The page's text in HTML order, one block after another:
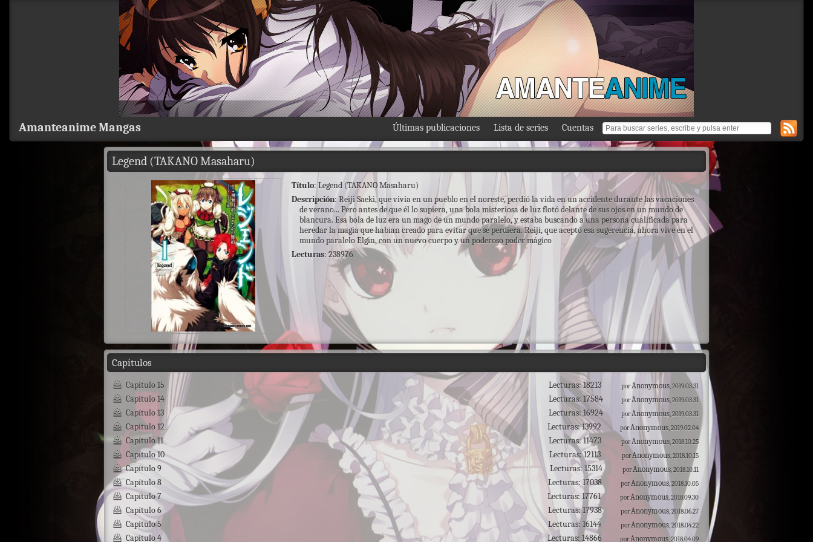
Últimas publicaciones Lista de series Cuentas
Amanteanime Mangas
Legend (TAKANO Masaharu)
Título: Legend (TAKANO Masaharu)
Descripción: Reiji Saeki, que vivía en un pueblo en el noreste, perdió la vida en un accidente durante las vacaciones
de verano... Pero antes de que él lo supiera, una bola misteriosa de luz flotó delante de sus ojos en un mundo de
blancura. Esa bola de luz era un mago de un mundo paralelo, y estaba buscando a una persona cualificada para
heredar la magia que habían creado para evitar que se perdiera. Reiji, que aceptó esa sugerencia, ahora vive en el
mundo paralelo Elgin, con un nuevo cuerpo y un poderoso poder mágico
Lecturas: 238976
Capítulos
Capítulo 15 porAnonymous, 2019.03.31
Lecturas: 18213
Capítulo 14
porAnonymous, 2019.03.31
Lecturas: 17584
Capítulo 13
porAnonymous, 2019.03.31
Lecturas: 16924
Capítulo 12
porAnonymous, 2019.02.04
Lecturas: 13992
Capítulo 11
porAnonymous, 2018.10.25
Lecturas: 11473
Capítulo 10
porAnonymous, 2018.10.15
Lecturas: 12113
Capítulo 9
porAnonymous, 2018.10.11
Lecturas: 15314
Capítulo 8
porAnonymous, 2018.10.05
Lecturas: 17038
Capítulo 7
porAnonymous, 2018.09.30
Lecturas: 17761
Capítulo 6
porAnonymous, 2018.06.27
Lecturas: 17938
Capítulo 5
porAnonymous, 2018.04.22
Lecturas: 16144
Capítulo 4
porAnonymous, 2018.04.09
Lecturas: 14866